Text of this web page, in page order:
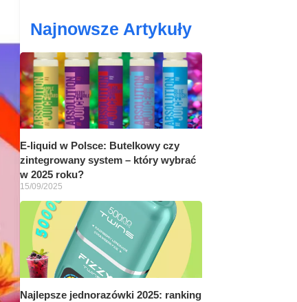
Najnowsze Artykuły
E-liquid w Polsce: Butelkowy czy
zintegrowany system – który wybrać
w 2025 roku?
15/09/2025
Najlepsze jednorazówki 2025: ranking